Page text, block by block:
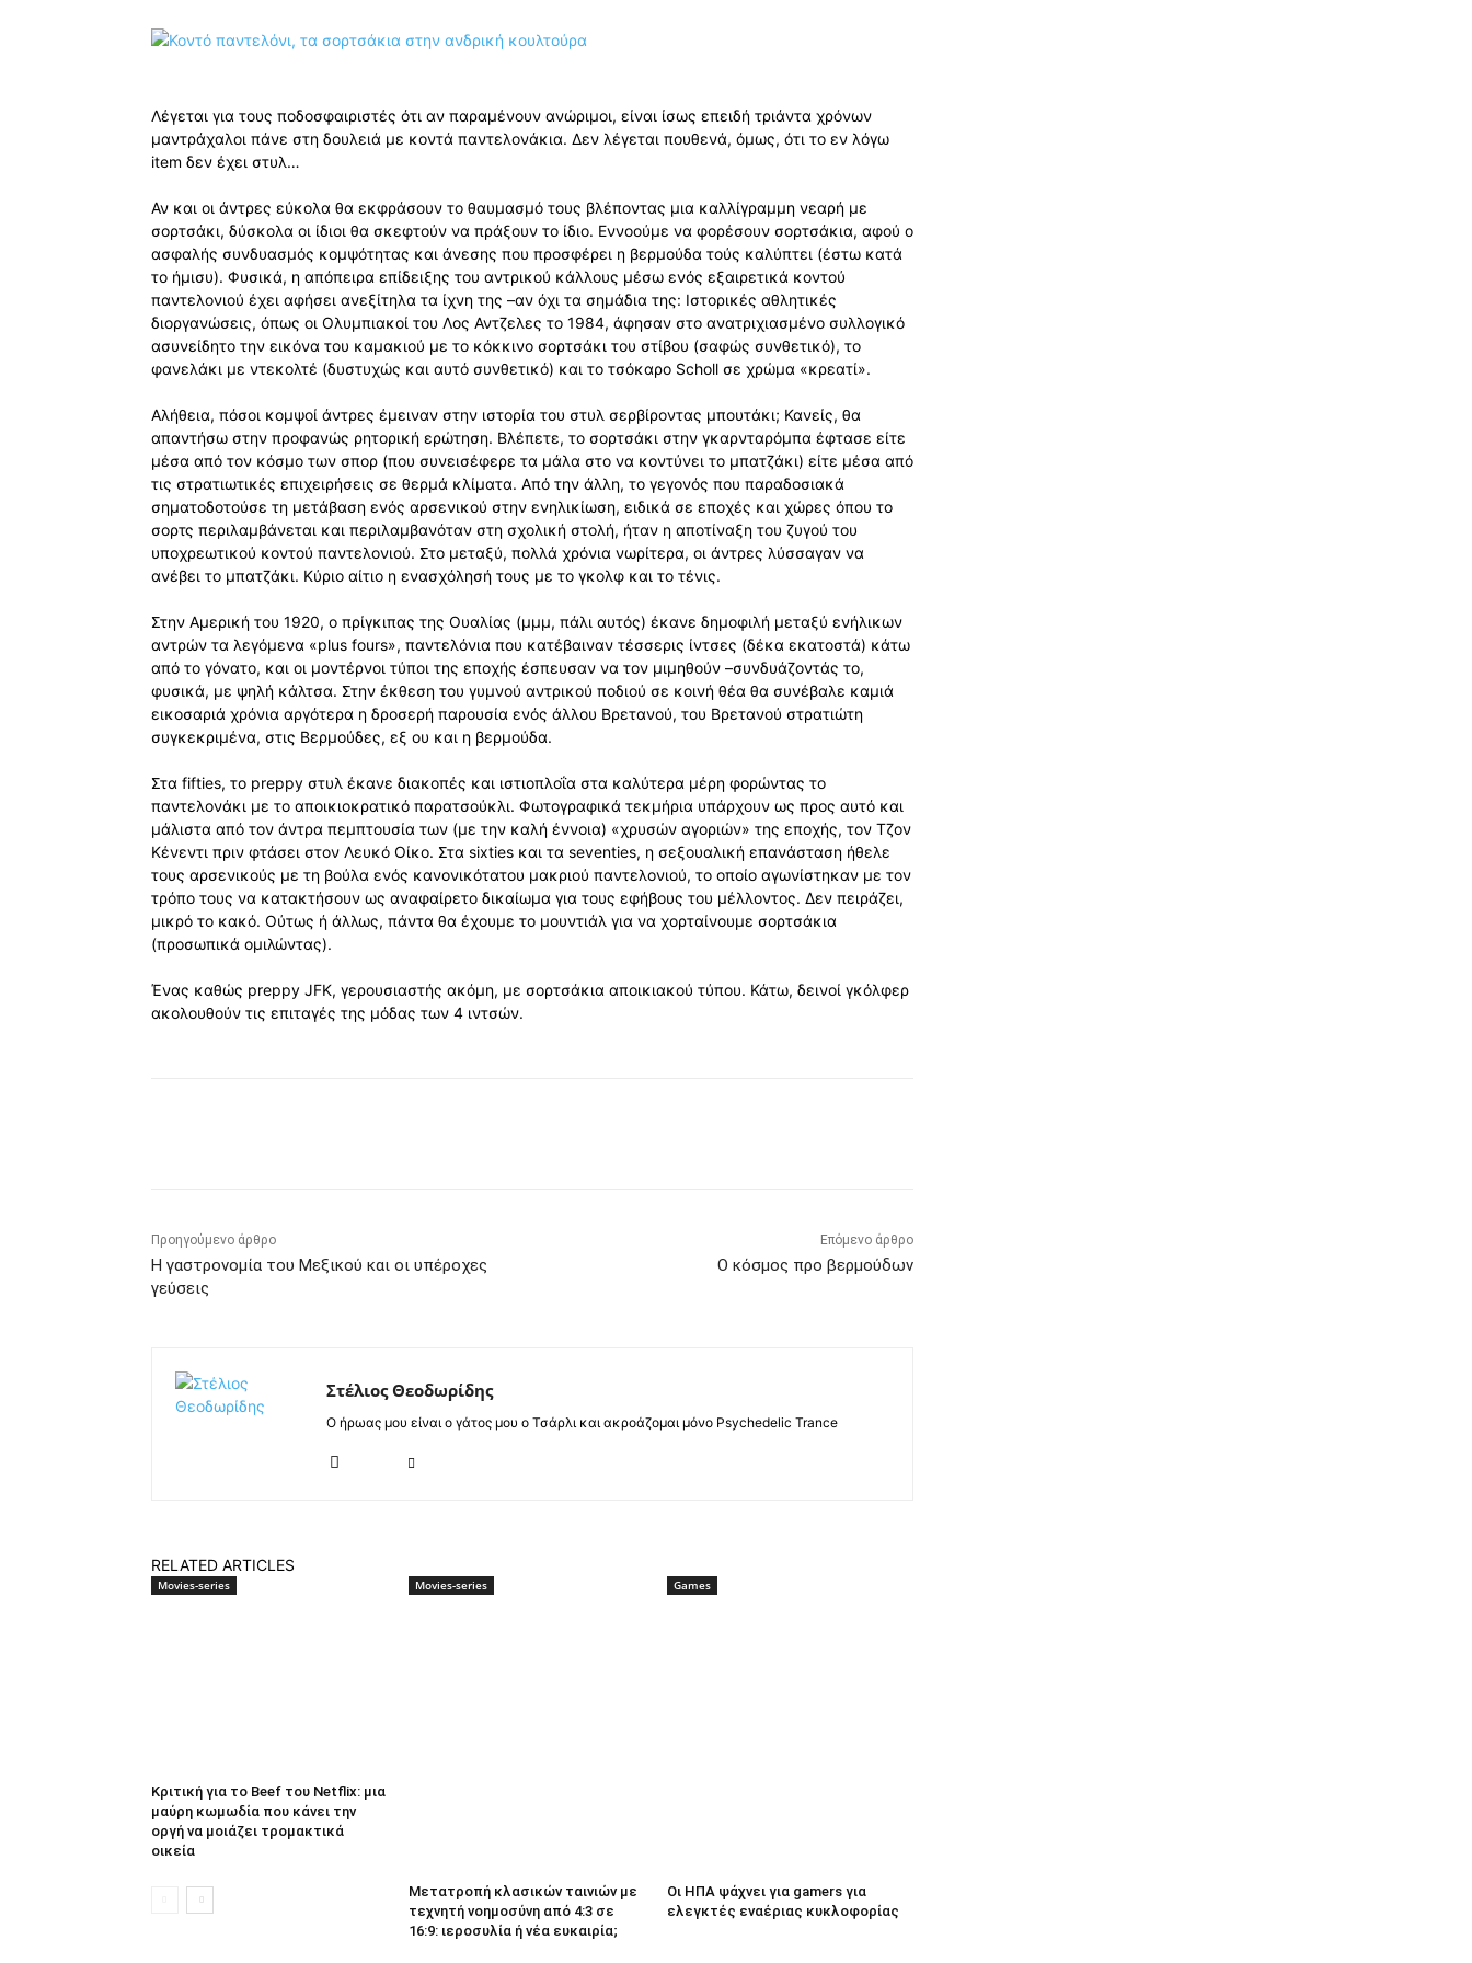
Λέγεται για τους ποδοσφαιριστές ότι αν παραμένουν ανώριμοι, είναι ίσως επειδή τριάντα χρόνων
μαντράχαλοι πάνε στη δουλειά με κοντά παντελονάκια. Δεν λέγεται πουθενά, όμως, ότι το εν λόγω
item δεν έχει στυλ…
Αν και οι άντρες εύκολα θα εκφράσουν το θαυμασμό τους βλέποντας μια καλλίγραμμη νεαρή με
σορτσάκι, δύσκολα οι ίδιοι θα σκεφτούν να πράξουν το ίδιο. Εννοούμε να φορέσουν σορτσάκια, αφού ο
ασφαλής συνδυασμός κομψότητας και άνεσης που προσφέρει η βερμούδα τούς καλύπτει (έστω κατά
το ήμισυ). Φυσικά, η απόπειρα επίδειξης του αντρικού κάλλους μέσω ενός εξαιρετικά κοντού
παντελονιού έχει αφήσει ανεξίτηλα τα ίχνη της –αν όχι τα σημάδια της: Ιστορικές αθλητικές
διοργανώσεις, όπως οι Ολυμπιακοί του Λος Αντζελες το 1984, άφησαν στο ανατριχιασμένο συλλογικό
ασυνείδητο την εικόνα του καμακιού με το κόκκινο σορτσάκι του στίβου (σαφώς συνθετικό), το
φανελάκι με ντεκολτέ (δυστυχώς και αυτό συνθετικό) και το τσόκαρο Scholl σε χρώμα «κρεατί».
Αλήθεια, πόσοι κομψοί άντρες έμειναν στην ιστορία του στυλ σερβίροντας μπουτάκι; Κανείς, θα
απαντήσω στην προφανώς ρητορική ερώτηση. Βλέπετε, το σορτσάκι στην γκαρνταρόμπα έφτασε είτε
μέσα από τον κόσμο των σπορ (που συνεισέφερε τα μάλα στο να κοντύνει το μπατζάκι) είτε μέσα από
τις στρατιωτικές επιχειρήσεις σε θερμά κλίματα. Από την άλλη, το γεγονός που παραδοσιακά
σηματοδοτούσε τη μετάβαση ενός αρσενικού στην ενηλικίωση, ειδικά σε εποχές και χώρες όπου το
σορτς περιλαμβάνεται και περιλαμβανόταν στη σχολική στολή, ήταν η αποτίναξη του ζυγού του
υποχρεωτικού κοντού παντελονιού. Στο μεταξύ, πολλά χρόνια νωρίτερα, οι άντρες λύσσαγαν να
ανέβει το μπατζάκι. Κύριο αίτιο η ενασχόλησή τους με το γκολφ και το τένις.
Στην Αμερική του 1920, ο πρίγκιπας της Ουαλίας (μμμ, πάλι αυτός) έκανε δημοφιλή μεταξύ ενήλικων
αντρών τα λεγόμενα «plus fours», παντελόνια που κατέβαιναν τέσσερις ίντσες (δέκα εκατοστά) κάτω
από το γόνατο, και οι μοντέρνοι τύποι της εποχής έσπευσαν να τον μιμηθούν –συνδυάζοντάς το,
φυσικά, με ψηλή κάλτσα. Στην έκθεση του γυμνού αντρικού ποδιού σε κοινή θέα θα συνέβαλε καμιά
εικοσαριά χρόνια αργότερα η δροσερή παρουσία ενός άλλου Βρετανού, του Βρετανού στρατιώτη
συγκεκριμένα, στις Βερμούδες, εξ ου και η βερμούδα.
Στα fifties, το preppy στυλ έκανε διακοπές και ιστιοπλοΐα στα καλύτερα μέρη φορώντας το
παντελονάκι με το αποικιοκρατικό παρατσούκλι. Φωτογραφικά τεκμήρια υπάρχουν ως προς αυτό και
μάλιστα από τον άντρα πεμπτουσία των (με την καλή έννοια) «χρυσών αγοριών» της εποχής, τον Τζον
Κένεντι πριν φτάσει στον Λευκό Οίκο. Στα sixties και τα seventies, η σεξουαλική επανάσταση ήθελε
τους αρσενικούς με τη βούλα ενός κανονικότατου μακριού παντελονιού, το οποίο αγωνίστηκαν με τον
τρόπο τους να κατακτήσουν ως αναφαίρετο δικαίωμα για τους εφήβους του μέλλοντος. Δεν πειράζει,
μικρό το κακό. Ούτως ή άλλως, πάντα θα έχουμε το μουντιάλ για να χορταίνουμε σορτσάκια
(προσωπικά ομιλώντας).
Ένας καθώς preppy JFK, γερουσιαστής ακόμη, με σορτσάκια αποικιακού τύπου. Κάτω, δεινοί γκόλφερ
ακολουθούν τις επιταγές της μόδας των 4 ιντσών.
Προηγούμενο άρθρο
Η γαστρονομία του Μεξικού και οι υπέροχες
γεύσεις
Επόμενο άρθρο
Ο κόσμος προ βερμούδων
Στέλιος Θεοδωρίδης
Ο ήρωας μου είναι ο γάτος μου ο Τσάρλι και ακροάζομαι μόνο Psychedelic Trance
RELATED ARTICLES
Movies-series
Κριτική για το Beef του Netflix: μια
μαύρη κωμωδία που κάνει την
οργή να μοιάζει τρομακτικά
οικεία
Movies-series
Μετατροπή κλασικών ταινιών με
τεχνητή νοημοσύνη από 4:3 σε
16:9: ιεροσυλία ή νέα ευκαιρία;
Games
Οι ΗΠΑ ψάχνει για gamers για
ελεγκτές εναέριας κυκλοφορίας